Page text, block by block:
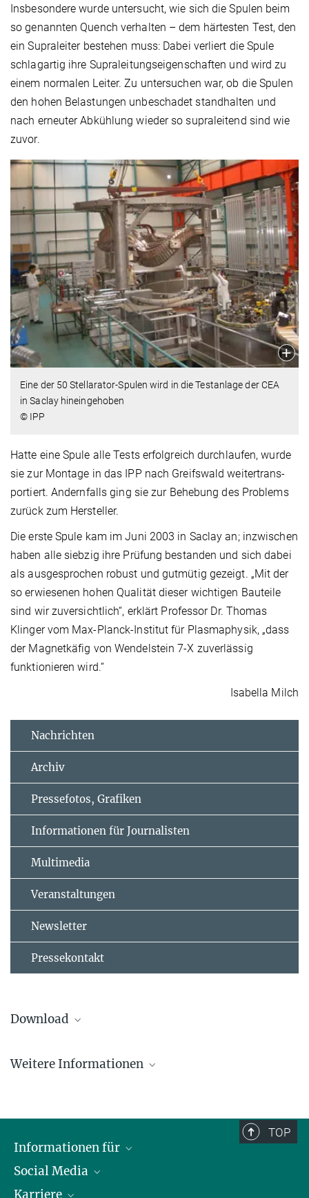
Insbesondere wurde untersucht, wie sich die Spulen beim
so genannten Quench verhalten – dem härtesten Test, den
ein Supraleiter bestehen muss: Dabei verliert die Spule
schlagartig ihre Supraleitungseigenschaften und wird zu
einem normalen Leiter. Zu untersuchen war, ob die Spulen
den hohen Belastungen unbeschadet standhalten und
nach erneuter Abkühlung wieder so supraleitend sind wie
zuvor.
Eine der 50 Stellarator-Spulen wird in die Testanlage der CEA
in Saclay hineingehoben
© IPP
Hatte eine Spule alle Tests erfolgreich durchlaufen, wurde
sie zur Montage in das IPP nach Greifswald weitertrans­
portiert. Andernfalls ging sie zur Behebung des Problems
zurück zum Hersteller.
Die erste Spule kam im Juni 2003 in Saclay an; inzwischen
haben alle siebzig ihre Prüfung bestanden und sich dabei
als ausgesprochen robust und gutmütig gezeigt. „Mit der
so erwiesenen hohen Qualität dieser wichtigen Bauteile
sind wir zuversichtlich“, erklärt Professor Dr. Thomas
Klinger vom Max-Planck-Institut für Plasmaphysik, „dass
der Magnetkäfig von Wendelstein 7-X zuverlässig
funktionieren wird.“
Isabella Milch
Nachrichten
Archiv
Pressefotos, Grafiken
Informationen für Journalisten
Multimedia
Veranstaltungen
Newsletter
Pressekontakt
Download
Weitere Informationen
press@...
TOP
Informationen für
Journalisten
Schule
Social Media
LinkedIn
Karriere